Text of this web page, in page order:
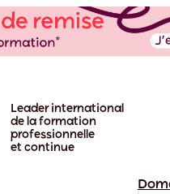
Leader international
de la formation
professionnelle
et continue